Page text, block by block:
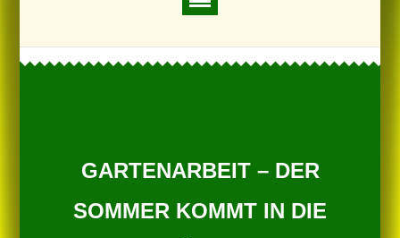
GARTENARBEIT – DER
SOMMER KOMMT IN DIE